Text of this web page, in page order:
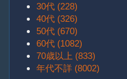
30代 (228)
40代 (326)
50代 (670)
60代 (1082)
70歳以上 (833)
年代不詳 (8002)